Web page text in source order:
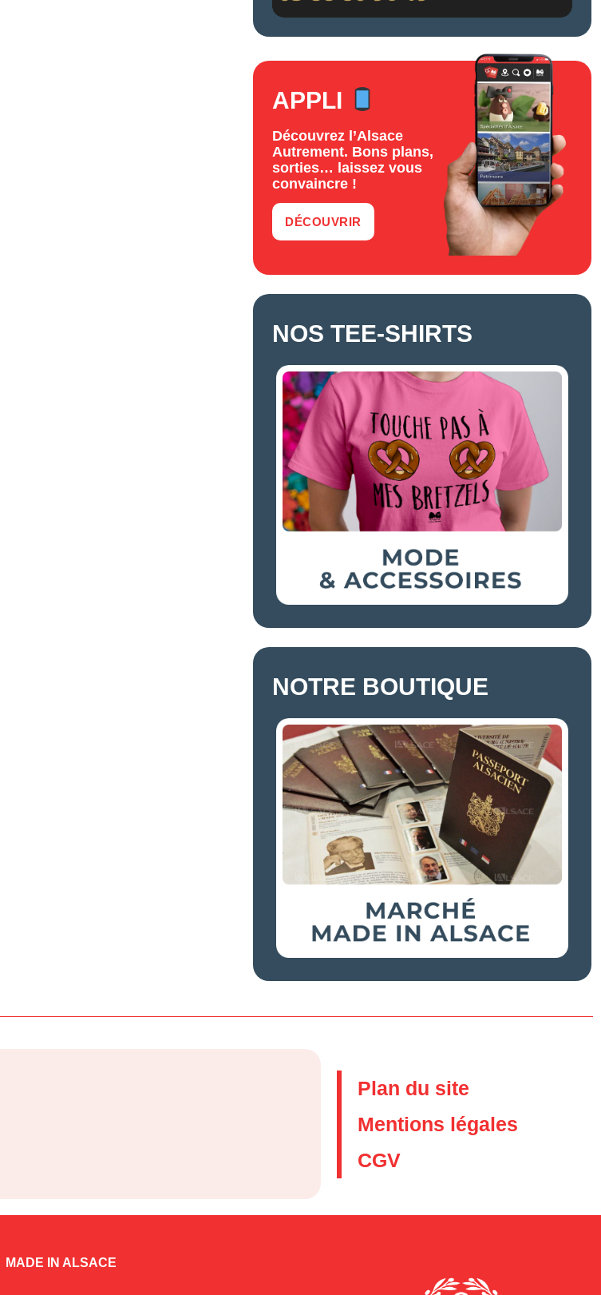
APPLI
Découvrez l’Alsace
Autrement. Bons plans,
sorties… laissez vous
convaincre !
DÉCOUVRIR
NOS TEE-SHIRTS
NOTRE BOUTIQUE
Plan du site
Mentions légales
CGV
MADE IN ALSACE